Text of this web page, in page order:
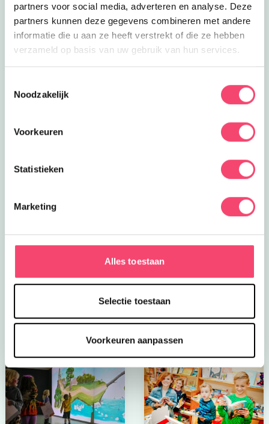
partners voor social media, adverteren en analyse. Deze
partners kunnen deze gegevens combineren met andere
informatie die u aan ze heeft verstrekt of die ze hebben
verzameld op basis van uw gebruik van hun services.
Noodzakelijk
Voorkeuren
Statistieken
Marketing
Alles toestaan
Selectie toestaan
Voorkeuren aanpassen
Ontdek de leukste zomer gezin tips in en om Drenthe.
Van kidsproof festival tot verkoelende speeltuinen en
zwemplekken. Of ontdek een van de andere
Naar de tips!